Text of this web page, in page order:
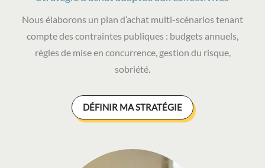
Nous élaborons un plan d’achat multi-scénarios tenant
compte des contraintes publiques : budgets annuels,
règles de mise en concurrence, gestion du risque,
sobriété.
DÉFINIR MA STRATÉGIE